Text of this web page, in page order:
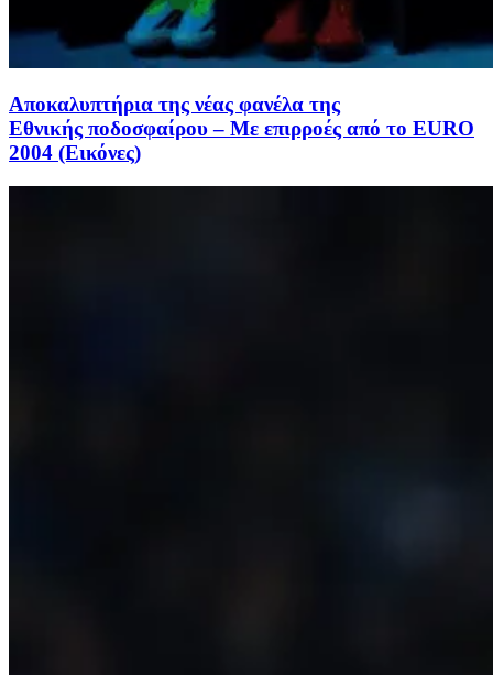
Aποκαλυπτήρια της νέας φανέλα της
Εθνικής ποδοσφαίρου – Με επιρροές από το EURO
2004 (Εικόνες)